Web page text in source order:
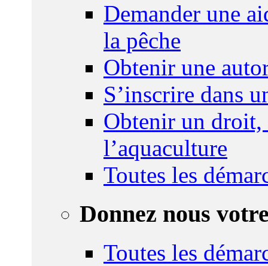
Demander une
la pêche
Obtenir une
S’inscrire dans
Obtenir un droit,
l’aquaculture
Toutes les
Donnez nous
Toutes les